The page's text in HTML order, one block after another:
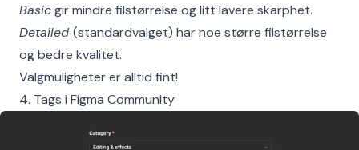
Basicgir mindre filstørrelse og litt lavere skarphet.
Detailed (standardvalget) har noe større filstørrelse
og bedre kvalitet.
Valgmuligheter er alltid fint!
4. Tags i Figma Community